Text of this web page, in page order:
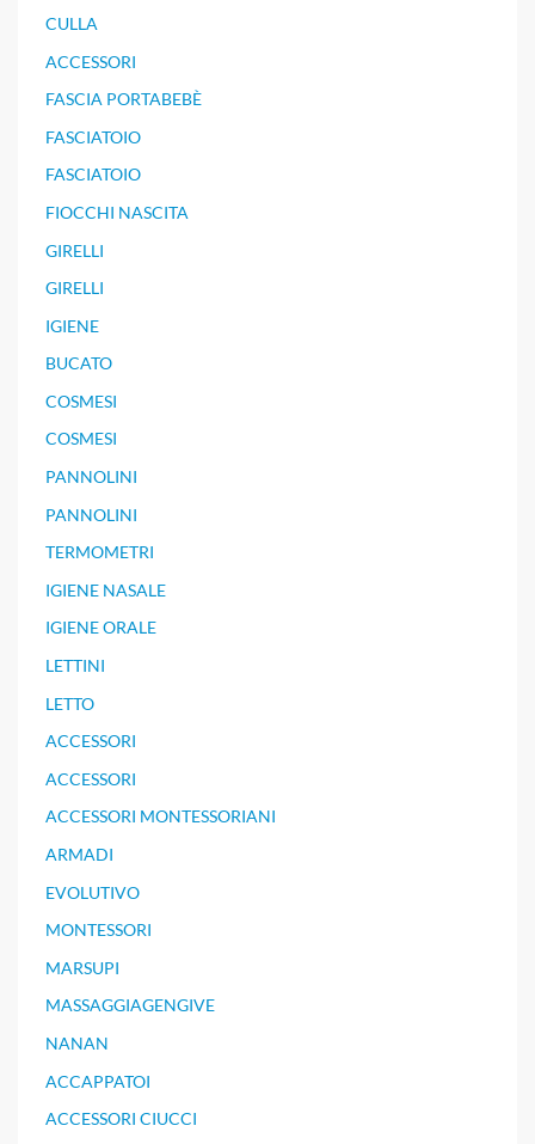
CULLA
ACCESSORI
FASCIA PORTABEBÈ
FASCIATOIO
FASCIATOIO
FIOCCHI NASCITA
GIRELLI
GIRELLI
IGIENE
BUCATO
COSMESI
COSMESI
PANNOLINI
PANNOLINI
TERMOMETRI
IGIENE NASALE
IGIENE ORALE
LETTINI
LETTO
ACCESSORI
ACCESSORI
ACCESSORI MONTESSORIANI
ARMADI
EVOLUTIVO
MONTESSORI
MARSUPI
MASSAGGIAGENGIVE
NANAN
ACCAPPATOI
ACCESSORI CIUCCI